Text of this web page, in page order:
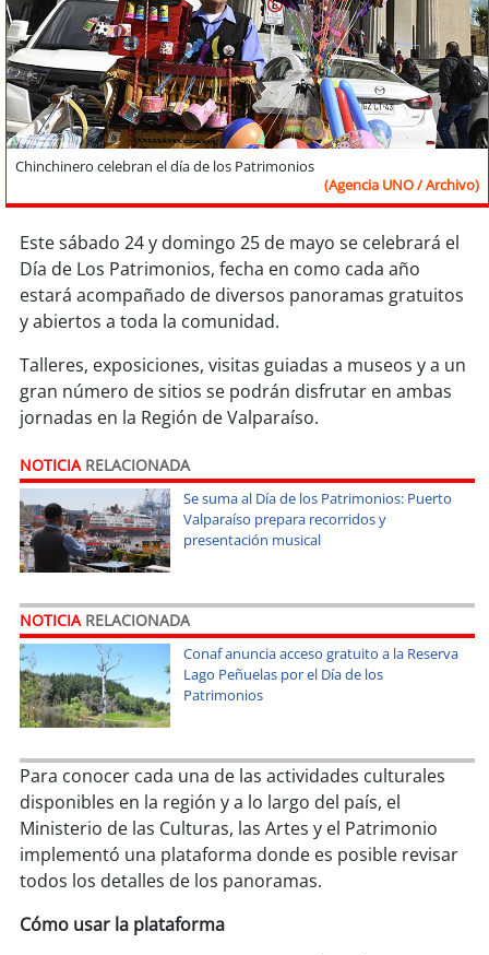
Sostenibilidad
soychile
soyarica
soycalama
soyantofagasta
soyvalparaíso
soy quillota
soysanantonio
soychillán
soy sancarlos
soytalcahuano
soyconcepción
soycoronel
soyarauco
soytemuco
valdivia
Chinchinero celebran el día de los Patrimonios
(Agencia UNO / Archivo)
Este sábado 24 y domingo 25 de mayo se celebrará el
Día de Los Patrimonios, fecha en como cada año
estará acompañado de diversos panoramas gratuitos
y abiertos a toda la comunidad.
Talleres, exposiciones, visitas guiadas a museos y a un
gran número de sitios se podrán disfrutar en ambas
jornadas en la Región de Valparaíso.
NOTICIARELACIONADA
Se suma al Día de los Patrimonios: Puerto
Valparaíso prepara recorridos y
presentación musical
NOTICIARELACIONADA
Conaf anuncia acceso gratuito a la Reserva
Lago Peñuelas por el Día de los
Patrimonios
Para conocer cada una de las actividades culturales
disponibles en la región y a lo largo del país, el
Ministerio de las Culturas, las Artes y el Patrimonio
implementó una plataforma donde es posible revisar
todos los detalles de los panoramas.
Cómo usar la plataforma